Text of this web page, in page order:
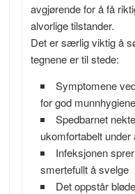
avgjørende for å få
alvorlige tilstander.
Det er særlig viktig å
tegnene er til stede:
Symptomene
for god munnhygiene
Spedbarnet
ukomfortabelt under
Infeksjonen
smertefullt å svelge
Det oppstår